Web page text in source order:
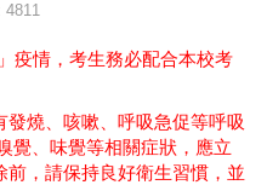
4811
疫情，考生務必配合本校考
燒、咳嗽、呼吸急促等呼吸
覺、味覺等相關症狀，應立
前，請保持良好衛生習慣，並